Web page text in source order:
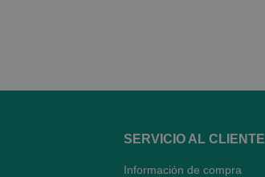
SERVICIO AL CLIENTE
Información de compra